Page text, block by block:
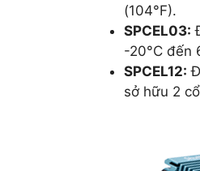
(104°F).
SPCEL03:
-20°C đến
SPCEL12:
sở hữu 2